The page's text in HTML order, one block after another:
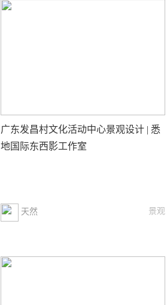
广东发昌村文化活动中心景观设计 | 悉
地国际东西影工作室
天然 景观